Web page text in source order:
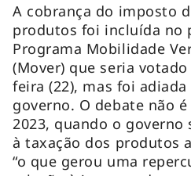
A cobrança do imposto
produtos foi incluída no
Programa Mobilidade
(Mover) que seria
feira (22), mas foi
governo. O debate não
2023, quando o
à taxação dos produtos
“o que gerou uma